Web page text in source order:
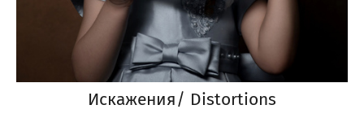
Искажения/ Distortions